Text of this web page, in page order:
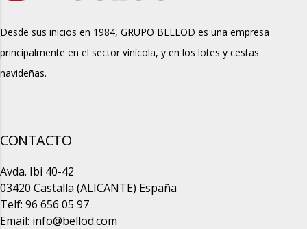
Desde sus inicios en 1984, GRUPO BELLOD es una empresa
principalmente en el sector vinícola, y en los lotes y cestas
navideñas.
CONTACTO
Avda. Ibi 40-42
03420 Castalla (ALICANTE) España
Telf: 96 656 05 97
Email: info@bellod.com